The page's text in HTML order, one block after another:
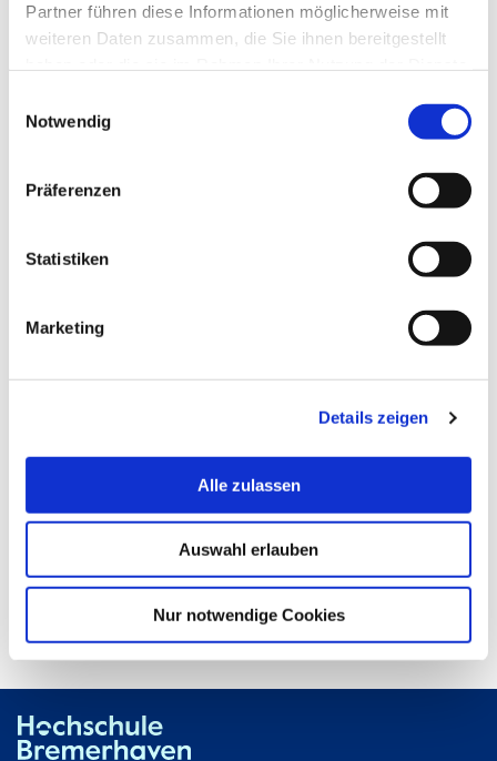
Partner führen diese Informationen möglicherweise mit
weiteren Daten zusammen, die Sie ihnen bereitgestellt
Notwendig
Präferenzen
Statistiken
Marketing
Details zeigen
Alle zulassen
Auswahl erlauben
Nur notwendige Cookies
Termin vereinbaren
fuhrlaub[at]hs-bremerhaven[dot]de
An der Karlstadt 8
27568 Bremerhaven
Office:
Theodor-Heuss-Platz 1-3